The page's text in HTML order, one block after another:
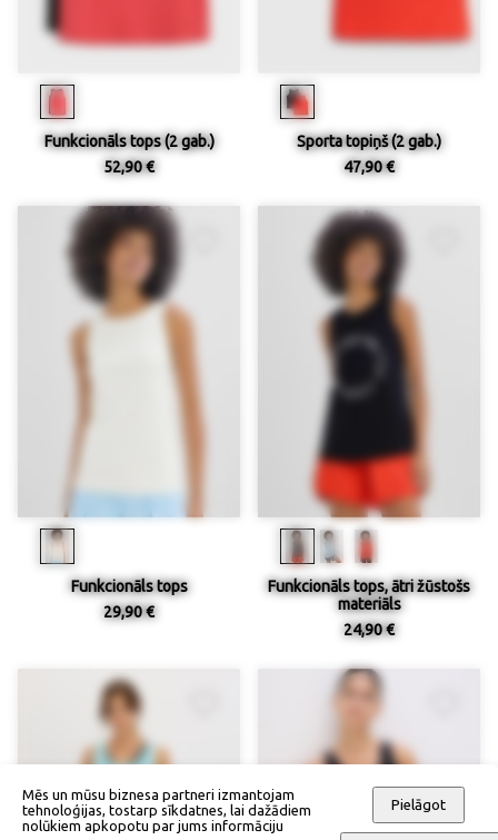
Funkcionāls tops (2 gab.)
52,90 €
Sporta topiņš (2 gab.)
47,90 €
Funkcionāls tops
29,90 €
Funkcionāls tops, ātri žūstošs
materiāls
24,90 €
Mēs un mūsu biznesa partneri izmantojam
tehnoloģijas, tostarp sīkdatnes, lai dažādiem
nolūkiem apkopotu par jums informāciju
Pielāgot